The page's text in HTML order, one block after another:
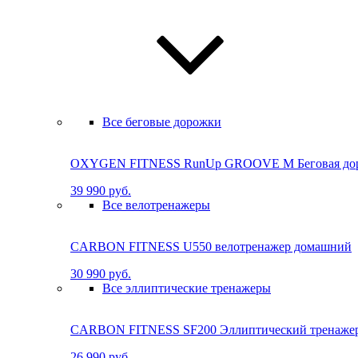
Все беговые дорожки
OXYGEN FITNESS RunUp GROOVE M Бе­го­вая
39 990 руб.
Все велотренажеры
CARBON FITNESS U550 велотренажер домашний
30 990 руб.
Все эллиптические тренажеры
CARBON FITNESS SF200 Эллиптический